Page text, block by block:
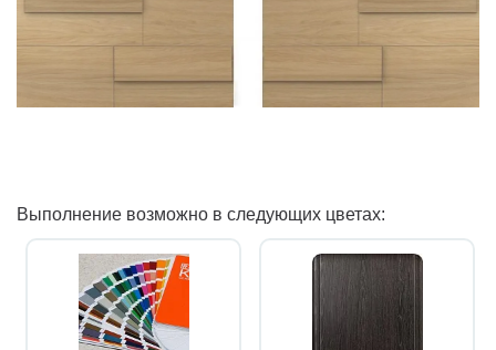
Выполнение возможно в следующих цветах: